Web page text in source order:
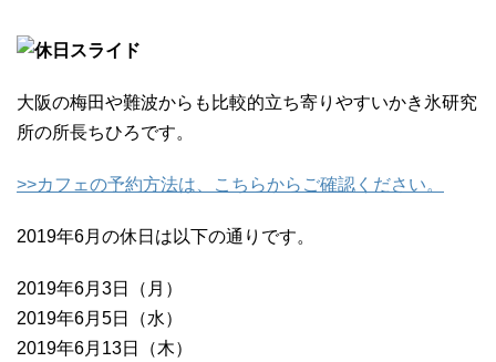
大阪の梅田や難波からも比較的立ち寄りやすいかき氷研究
所の所長ちひろです。
>>カフェの予約方法は、こちらからご確認ください。
2019年6月の休日は以下の通りです。
2019年6月3日（月）
2019年6月5日（水）
2019年6月13日（木）